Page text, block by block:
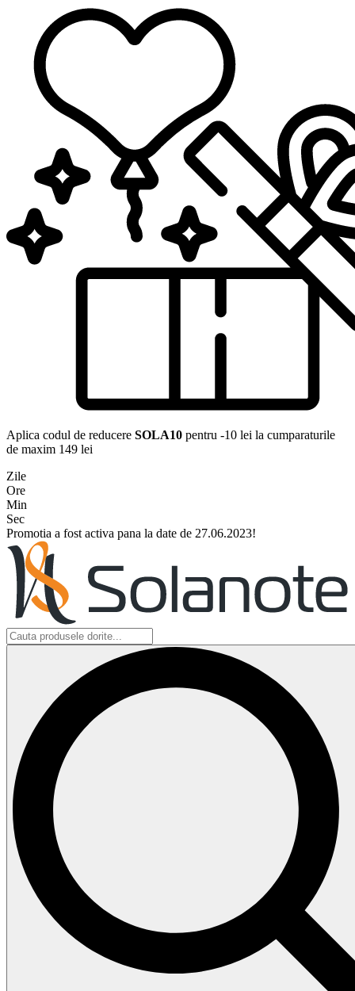
conținut
Aplica codul de reducere SOLA10 pentru -10 lei la cumparaturile
de maxim 149 lei
Zile
Ore
Min
Sec
Promotia a fost activa pana la date de 27.06.2023!
Search
...